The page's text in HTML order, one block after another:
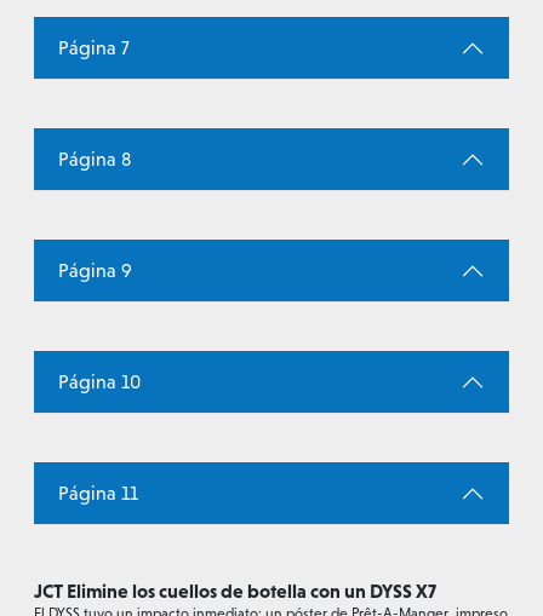
Página 7
Página 8
Página 9
Página 10
Página 11
JCT Elimine los cuellos de botella con un DYSS X7